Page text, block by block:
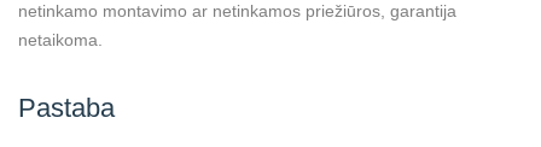
netinkamo montavimo ar netinkamos priežiūros, garantija
netaikoma.
Pastaba